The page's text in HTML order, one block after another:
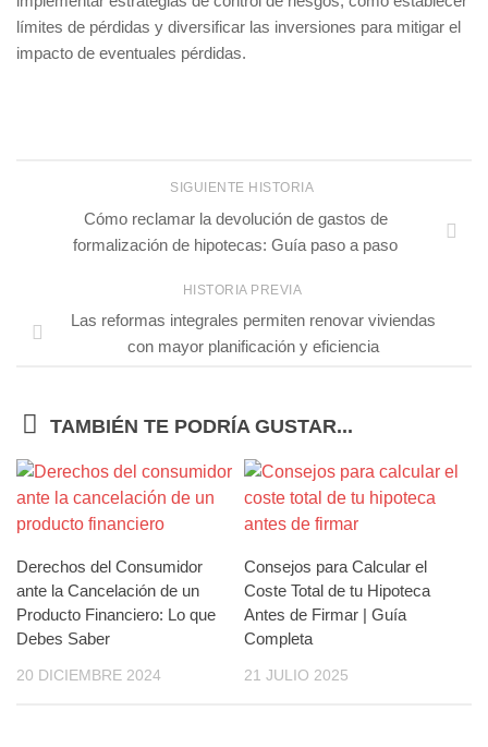
límites de pérdidas y diversificar las inversiones para mitigar el
impacto de eventuales pérdidas.
SIGUIENTE HISTORIA
Cómo reclamar la devolución de gastos de
formalización de hipotecas: Guía paso a paso
HISTORIA PREVIA
Las reformas integrales permiten renovar viviendas
con mayor planificación y eficiencia
TAMBIÉN TE PODRÍA GUSTAR...
Derechos del Consumidor
ante la Cancelación de un
Producto Financiero: Lo que
Debes Saber
20 DICIEMBRE 2024
Consejos para Calcular el
Coste Total de tu Hipoteca
Antes de Firmar | Guía
Completa
21 JULIO 2025